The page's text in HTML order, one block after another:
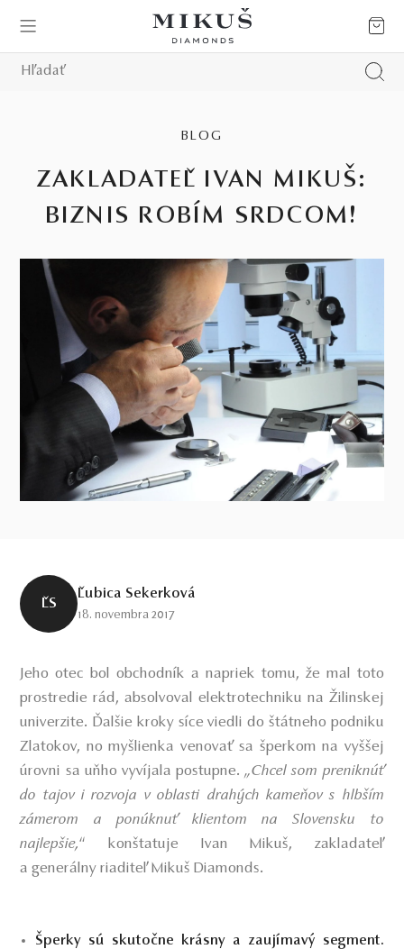
BLOG
ZAKLADATEĽ IVAN MIKUŠ:
BIZNIS ROBÍM SRDCOM!
ĽS
Ľubica Sekerková
18. novembra 2017
Jeho otec bol obchodník a napriek tomu, že mal toto
prostredie rád, absolvoval elektrotechniku na Žilinskej
univerzite. Ďalšie kroky síce viedli do štátneho podniku
Zlatokov, no myšlienka venovať sa šperkom na vyššej
úrovni sa uňho vyvíjala postupne. „Chcel som preniknúť
do tajov i rozvoja v oblasti drahých kameňov s hlbším
zámerom a ponúknuť klientom na Slovensku to
najlepšie,“ konštatuje Ivan Mikuš, zakladateľ
a generálny riaditeľ Mikuš Diamonds.
Šperky sú skutočne krásny a zaujímavý segment.